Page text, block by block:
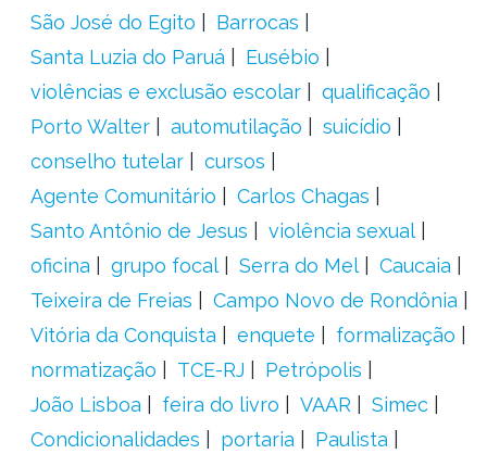
São José do Egito
Barrocas
Santa Luzia do Paruá
Eusébio
violências e exclusão escolar
qualificação
Porto Walter
automutilação
suicídio
conselho tutelar
cursos
Agente Comunitário
Carlos Chagas
Santo Antônio de Jesus
violência sexual
oficina
grupo focal Serra do Mel
Caucaia
Teixeira de Freias
Campo Novo de Rondônia
Vitória da Conquista
enquete
formalização
normatização
TCE-RJ
Petrópolis
João Lisboa
feira do livro VAAR
Simec
Condicionalidades
portaria
Paulista